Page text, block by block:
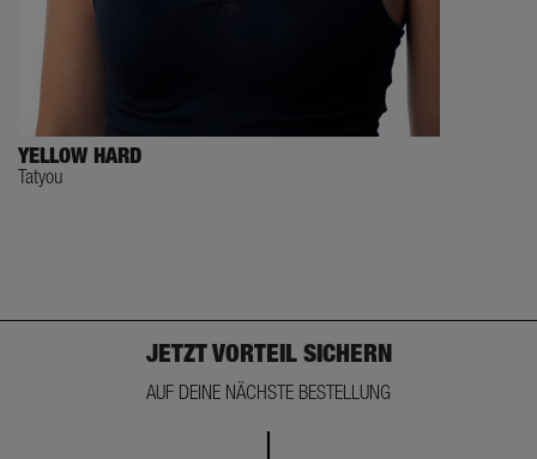
YELLOW HARD
Tatyou
JETZT VORTEIL SICHERN
AUF DEINE NÄCHSTE BESTELLUNG